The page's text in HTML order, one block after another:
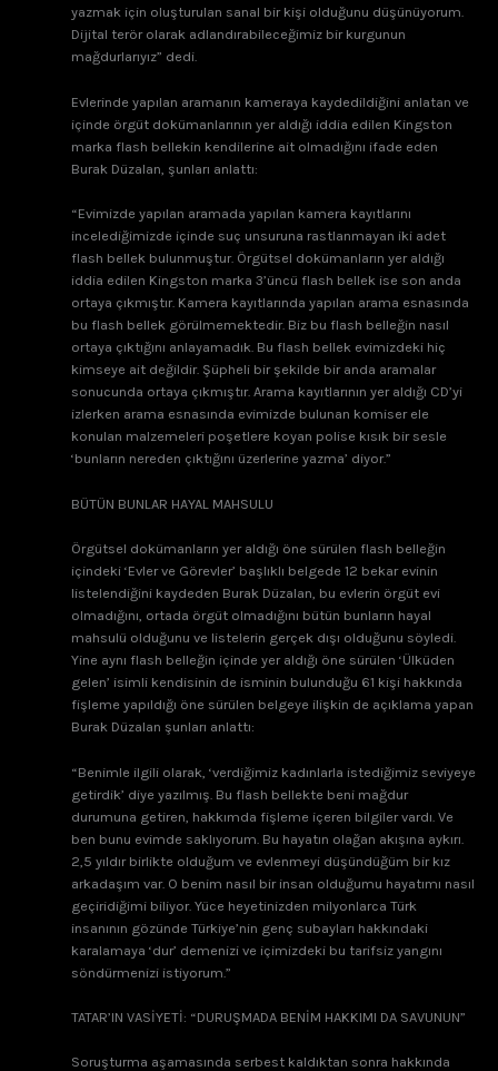
yazmak için oluşturulan sanal bir kişi olduğunu düşünüyorum.
Dijital terör olarak adlandırabileceğimiz bir kurgunun
mağdurlarıyız” dedi.
Evlerinde yapılan aramanın kameraya kaydedildiğini anlatan ve
içinde örgüt dokümanlarının yer aldığı iddia edilen Kingston
marka flash bellekin kendilerine ait olmadığını ifade eden
Burak Düzalan, şunları anlattı:
“Evimizde yapılan aramada yapılan kamera kayıtlarını
incelediğimizde içinde suç unsuruna rastlanmayan iki adet
flash bellek bulunmuştur. Örgütsel dokümanların yer aldığı
iddia edilen Kingston marka 3’üncü flash bellek ise son anda
ortaya çıkmıştır. Kamera kayıtlarında yapılan arama esnasında
bu flash bellek görülmemektedir. Biz bu flash belleğin nasıl
ortaya çıktığını anlayamadık. Bu flash bellek evimizdeki hiç
kimseye ait değildir. Şüpheli bir şekilde bir anda aramalar
sonucunda ortaya çıkmıştır. Arama kayıtlarının yer aldığı CD’yi
izlerken arama esnasında evimizde bulunan komiser ele
konulan malzemeleri poşetlere koyan polise kısık bir sesle
‘bunların nereden çıktığını üzerlerine yazma’ diyor.”
BÜTÜN BUNLAR HAYAL MAHSULU
Örgütsel dokümanların yer aldığı öne sürülen flash belleğin
içindeki ‘Evler ve Görevler’ başlıklı belgede 12 bekar evinin
listelendiğini kaydeden Burak Düzalan, bu evlerin örgüt evi
olmadığını, ortada örgüt olmadığını bütün bunların hayal
mahsulü olduğunu ve listelerin gerçek dışı olduğunu söyledi.
Yine aynı flash belleğin içinde yer aldığı öne sürülen ‘Ülküden
gelen’ isimli kendisinin de isminin bulunduğu 61 kişi hakkında
fişleme yapıldığı öne sürülen belgeye ilişkin de açıklama yapan
Burak Düzalan şunları anlattı:
“Benimle ilgili olarak, ‘verdiğimiz kadınlarla istediğimiz seviyeye
getirdik’ diye yazılmış. Bu flash bellekte beni mağdur
durumuna getiren, hakkımda fişleme içeren bilgiler vardı. Ve
ben bunu evimde saklıyorum. Bu hayatın olağan akışına aykırı.
2,5 yıldır birlikte olduğum ve evlenmeyi düşündüğüm bir kız
arkadaşım var. O benim nasıl bir insan olduğumu hayatımı nasıl
geçiridiğimi biliyor. Yüce heyetinizden milyonlarca Türk
insanının gözünde Türkiye’nin genç subayları hakkındaki
karalamaya ‘dur’ demenizi ve içimizdeki bu tarifsiz yangını
söndürmenizi istiyorum.”
TATAR’IN VASİYETİ: “DURUŞMADA BENİM HAKKIMI DA SAVUNUN”
Soruşturma aşamasında serbest kaldıktan sonra hakkında